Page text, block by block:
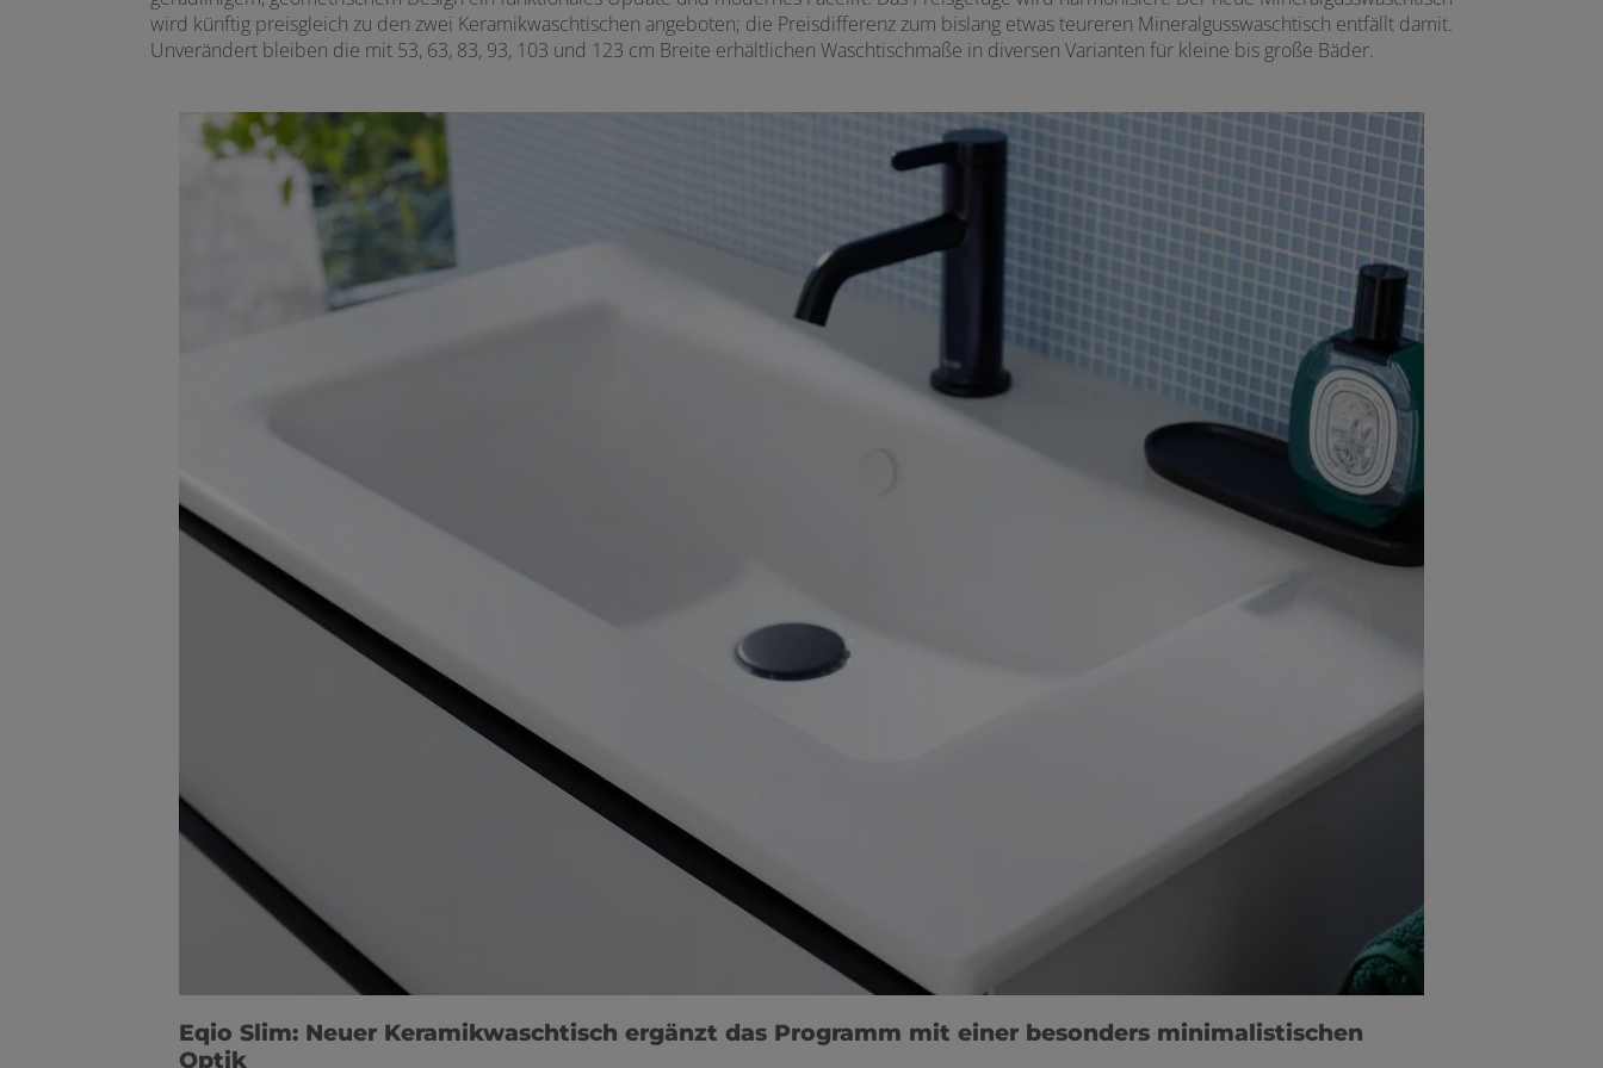
wird künftig preisgleich zu den zwei Keramikwaschtischen angeboten; die Preisdifferenz zum bislang etwas teureren Mineralgusswaschtisch entfällt damit.
Unverändert bleiben die mit 53, 63, 83, 93, 103 und 123 cm Breite erhältlichen Waschtischmaße in diversen Varianten für kleine bis große Bäder.
Eqio Slim: Neuer Keramikwaschtisch ergänzt das Programm mit einer besonders minimalistischen
Optik